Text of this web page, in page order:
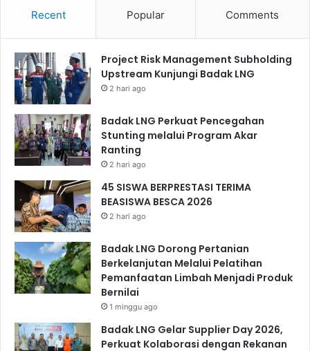
Recent Popular Comments
Project Risk Management Subholding
Upstream Kunjungi Badak LNG
2 hari ago
Badak LNG Perkuat Pencegahan
Stunting melalui Program Akar
Ranting
2 hari ago
45 SISWA BERPRESTASI TERIMA
BEASISWA BESCA 2026
2 hari ago
Badak LNG Dorong Pertanian
Berkelanjutan Melalui Pelatihan
Pemanfaatan Limbah Menjadi Produk
Bernilai
1 minggu ago
Badak LNG Gelar Supplier Day 2026,
Perkuat Kolaborasi dengan Rekanan